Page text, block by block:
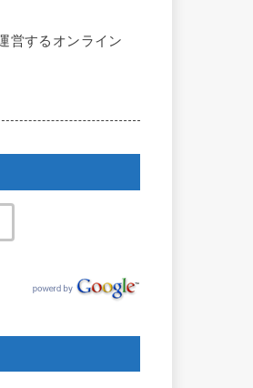
営するオンライン